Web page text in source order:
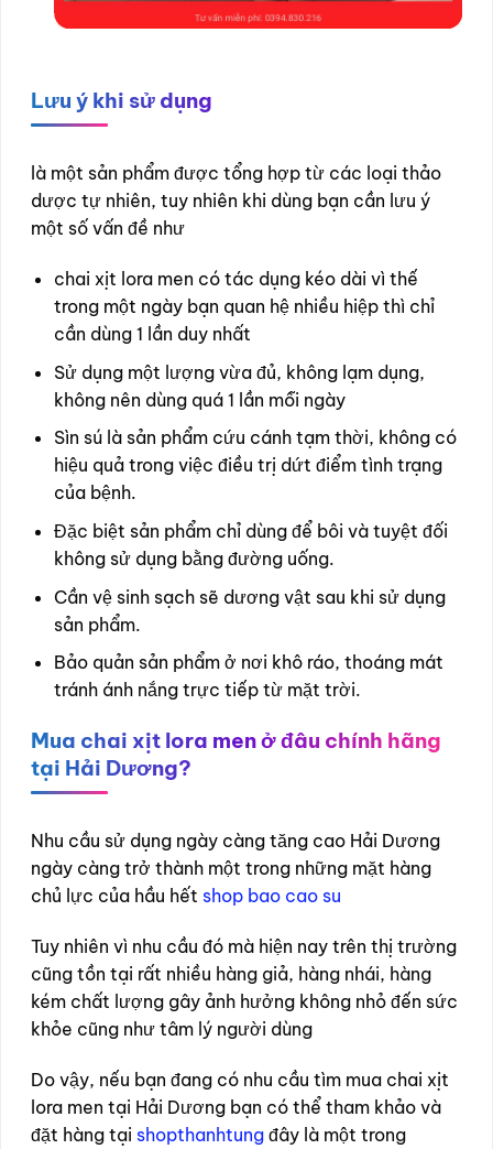
Lưu ý khi sử dụng
là một sản phẩm được tổng hợp từ các loại thảo
dược tự nhiên, tuy nhiên khi dùng bạn cần lưu ý
một số vấn đề như
chai xịt lora men có tác dụng kéo dài vì thế
trong một ngày bạn quan hệ nhiều hiệp thì chỉ
cần dùng 1 lần duy nhất
Sử dụng một lượng vừa đủ, không lạm dụng,
không nên dùng quá 1 lần mỗi ngày
Sìn sú là sản phẩm cứu cánh tạm thời, không có
hiệu quả trong việc điều trị dứt điểm tình trạng
của bệnh.
Đặc biệt sản phẩm chỉ dùng để bôi và tuyệt đối
không sử dụng bằng đường uống.
Cần vệ sinh sạch sẽ dương vật sau khi sử dụng
sản phẩm.
Bảo quản sản phẩm ở nơi khô ráo, thoáng mát
tránh ánh nắng trực tiếp từ mặt trời.
Mua chai xịt lora men ở đâu chính hãng
tại Hải Dương?
Nhu cầu sử dụng ngày càng tăng cao Hải Dương
ngày càng trở thành một trong những mặt hàng
chủ lực của hầu hết shop bao cao su
Tuy nhiên vì nhu cầu đó mà hiện nay trên thị trường
cũng tồn tại rất nhiều hàng giả, hàng nhái, hàng
kém chất lượng gây ảnh hưởng không nhỏ đến sức
khỏe cũng như tâm lý người dùng
Do vậy, nếu bạn đang có nhu cầu tìm mua chai xịt
lora men tại Hải Dương bạn có thể tham khảo và
đặt hàng tại shopthanhtung đây là một trong